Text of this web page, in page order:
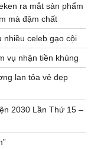
ra mắt sản phẩm
mà đậm chất
nhiều celeb gạo cội
vụ nhận tiền khủng
lan tỏa vẻ đẹp
2030 Lần Thứ 15 –